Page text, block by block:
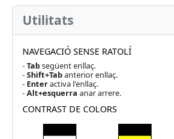
Utilitats
NAVEGACIÓ SENSE RATOLÍ
-Tabsegüent enllaç.
-Shift+Tabanterior enllaç.
- Enteractiva l'enllaç.
-Alt+esquerra anar arrere.
CONTRAST DE COLORS